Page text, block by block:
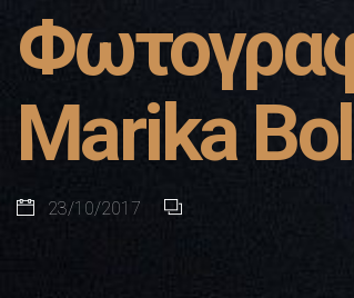
Marika
23/10/2017